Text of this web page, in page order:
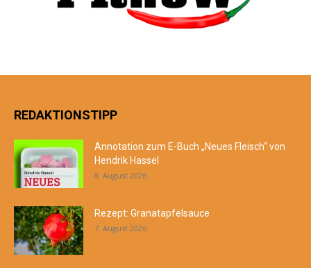
REDAKTIONSTIPP
Annotation zum E-Buch „Neues Fleisch“ von
Hendrik Hassel
8. August 2026
Rezept: Granatapfelsauce
7. August 2026